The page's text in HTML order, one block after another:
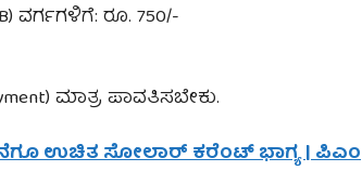
ವರ್ಗಗಳಿಗೆ: ರೂ. 750/-
ಮಾತ್ರ ಪಾವತಿಸಬೇಕು.
ಮನೆಗೂ ಉಚಿತ ಸೋಲಾರ್ ಕರೆಂಟ್ ಭಾಗ್ಯ | ಪಿಎಂ